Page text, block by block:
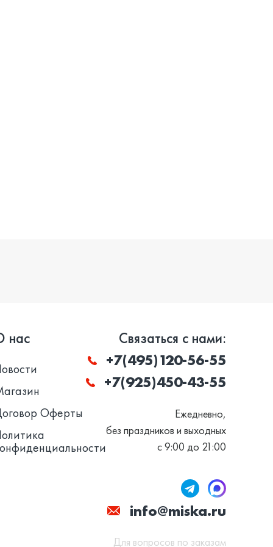
нас
Оферты
Связаться с нами:
+7(495)120-56-55
+7(925)450-43-55
Ежедневно,
без праздников и выходных
с 9:00 до 21:00
info@miska.ru
Для вопросов по заказам